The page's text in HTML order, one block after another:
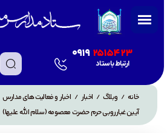
0919 2515423
ارتباط با ستاد
خانه / وبلاگ / اخبار / اخبار و فعالیت های مدارس
آیین غبارروبی حرم حضرت معصومه (سلام الله علیها)